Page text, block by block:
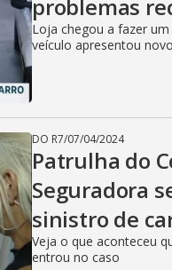
problemas
Loja chegou a fazer
veículo apresentou
DO R7/07/04/2024
Patrulha do
Seguradora
sinistro de
Veja o que aconteceu
entrou no caso